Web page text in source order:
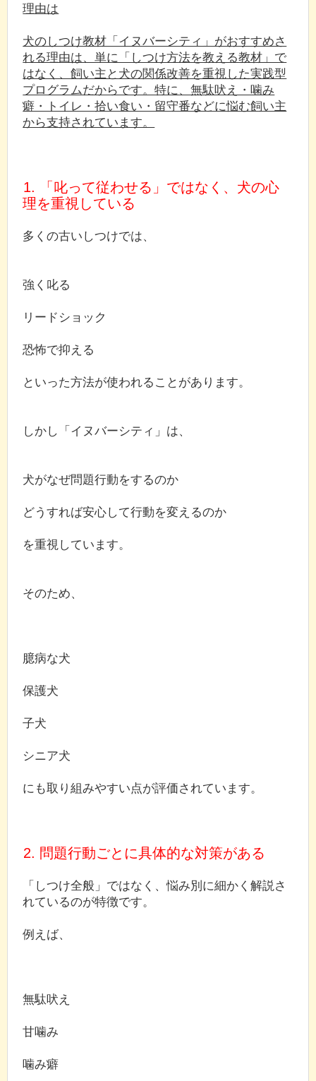
理由は
犬のしつけ教材「イヌバーシティ」がおすすめさ
れる理由は、単に「しつけ方法を教える教材」で
はなく、飼い主と犬の関係改善を重視した実践型
プログラムだからです。特に、無駄吠え・噛み
癖・トイレ・拾い食い・留守番などに悩む飼い主
から支持されています。
1. 「叱って従わせる」ではなく、犬の心
理を重視している
多くの古いしつけでは、
強く叱る
リードショック
恐怖で抑える
といった方法が使われることがあります。
しかし「イヌバーシティ」は、
犬がなぜ問題行動をするのか
どうすれば安心して行動を変えるのか
を重視しています。
そのため、
臆病な犬
保護犬
子犬
シニア犬
にも取り組みやすい点が評価されています。
2. 問題行動ごとに具体的な対策がある
「しつけ全般」ではなく、悩み別に細かく解説さ
れているのが特徴です。
例えば、
無駄吠え
甘噛み
噛み癖